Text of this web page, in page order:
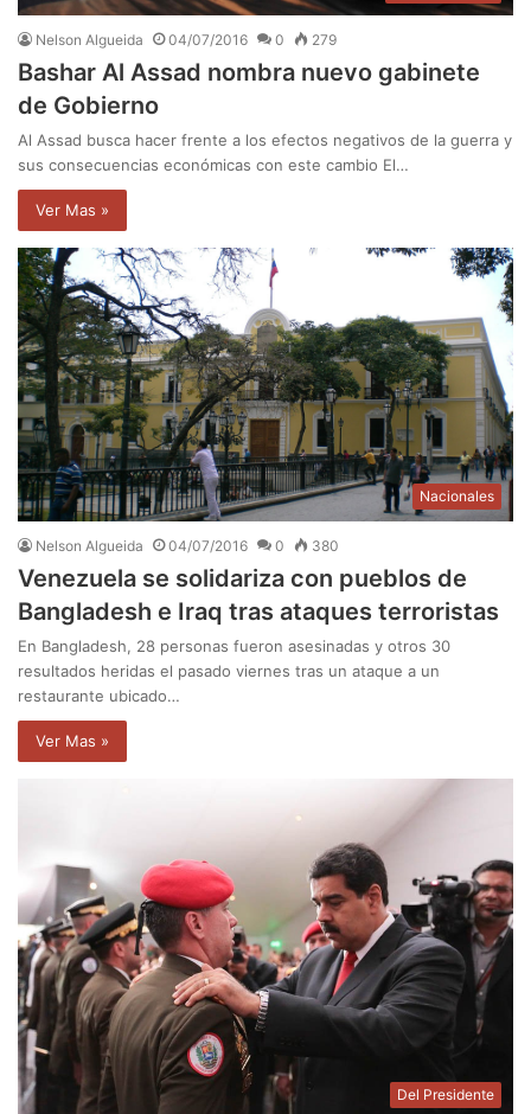
Nelson Algueida 04/07/2016 0 279
Bashar Al Assad nombra nuevo gabinete
de Gobierno
Al Assad busca hacer frente a los efectos negativos de la guerra y
sus consecuencias económicas con este cambio El…
Ver Mas »
Nacionales
Nelson Algueida 04/07/2016 0 380
Venezuela se solidariza con pueblos de
Bangladesh e Iraq tras ataques terroristas
En Bangladesh, 28 personas fueron asesinadas y otros 30
resultados heridas el pasado viernes tras un ataque a un
restaurante ubicado…
Ver Mas »
Del Presidente